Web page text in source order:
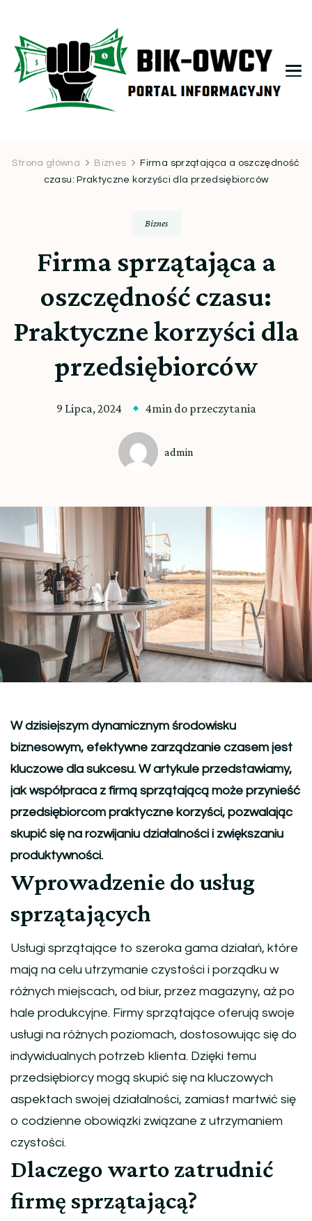
Strona główna Biznes
Firma sprzątająca a oszczędność
czasu: Praktyczne korzyści dla przedsiębiorców
Biznes
Firma sprzątająca a
oszczędność czasu:
Praktyczne korzyści dla
przedsiębiorców
9 Lipca, 2024 4min do przeczytania
admin
W dzisiejszym dynamicznym środowisku
biznesowym, efektywne zarządzanie czasem jest
kluczowe dla sukcesu. W artykule przedstawiamy,
jak współpraca z firmą sprzątającą może przynieść
przedsiębiorcom praktyczne korzyści, pozwalając
skupić się na rozwijaniu działalności i zwiększaniu
produktywności.
Wprowadzenie do usług
sprzątających
Usługi sprzątające to szeroka gama działań, które
mają na celu utrzymanie czystości i porządku w
różnych miejscach, od biur, przez magazyny, aż po
hale produkcyjne. Firmy sprzątające oferują swoje
usługi na różnych poziomach, dostosowując się do
indywidualnych potrzeb klienta. Dzięki temu
przedsiębiorcy mogą skupić się na kluczowych
aspektach swojej działalności, zamiast martwić się
o codzienne obowiązki związane z utrzymaniem
czystości.
Dlaczego warto zatrudnić
firmę sprzątającą?